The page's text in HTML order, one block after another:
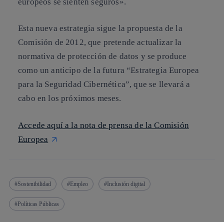
Esta nueva estrategia sigue la propuesta de la
Comisión de 2012, que pretende actualizar la
normativa de protección de datos y se produce
como un anticipo de la futura “Estrategia Europea
para la Seguridad Cibernética”, que se llevará a
cabo en los próximos meses.
Accedeaquía la nota de prensa de la Comisión
Europea
Sostenibilidad Empleo Inclusión digital
Políticas Públicas